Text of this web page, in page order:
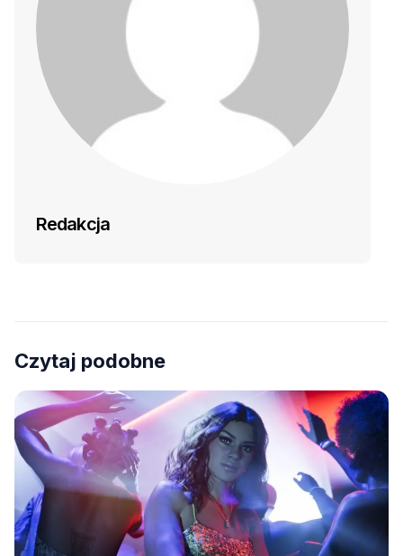
Redakcja
Czytaj podobne